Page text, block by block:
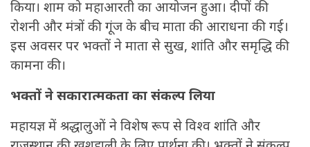
किया। शाम को महाआरती का आयोजन हुआ। दीपों की
रोशनी और मंत्रों की गूंज के बीच माता की आराधना की गई।
इस अवसर पर भक्तों ने माता से सुख, शांति और समृद्धि की
कामना की।
भक्तों ने सकारात्मकता का संकल्प लिया
महायज्ञ में श्रद्धालुओं ने विशेष रूप से विश्व शांति और